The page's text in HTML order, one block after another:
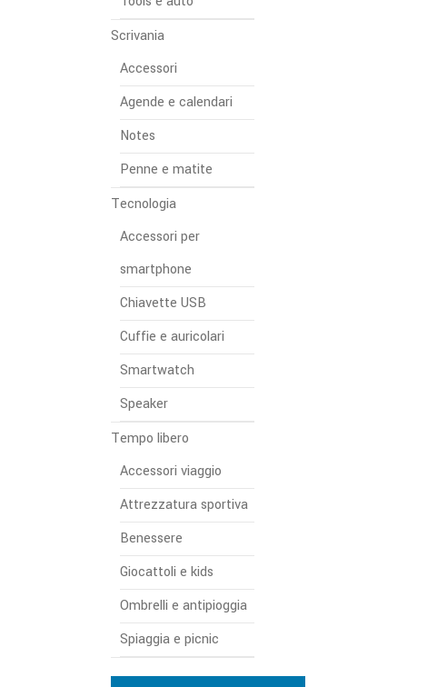
Scrivania
Accessori
Agende e calendari
Notes
Penne e matite
Tecnologia
Accessori per
smartphone
Chiavette USB
Cuffie e auricolari
Smartwatch
Speaker
Tempo libero
Accessori viaggio
Attrezzatura sportiva
Benessere
Giocattoli e kids
Ombrelli e antipioggia
Spiaggia e picnic